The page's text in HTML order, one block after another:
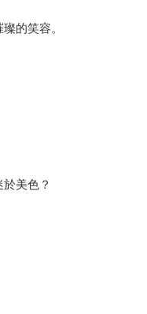
的笑容。
美色？